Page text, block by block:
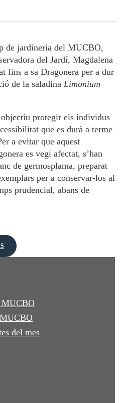
de jardineria del MUCBO,
del Jardí, Magdalena
fins a sa Dragonera per a dur
de la saladina Limonium
protegir els individus
que es durà a terme
a evitar que aquest
es vegi afectat, s’han
de germosplama, preparat
per a conservar-los al
prudencial, abans de
MUCBO
del mes